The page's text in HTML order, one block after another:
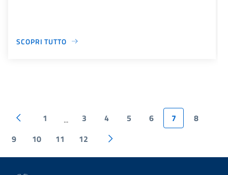
SCOPRI TUTTO
1 ... 3 4 5 6 7
8
9
10 11 12